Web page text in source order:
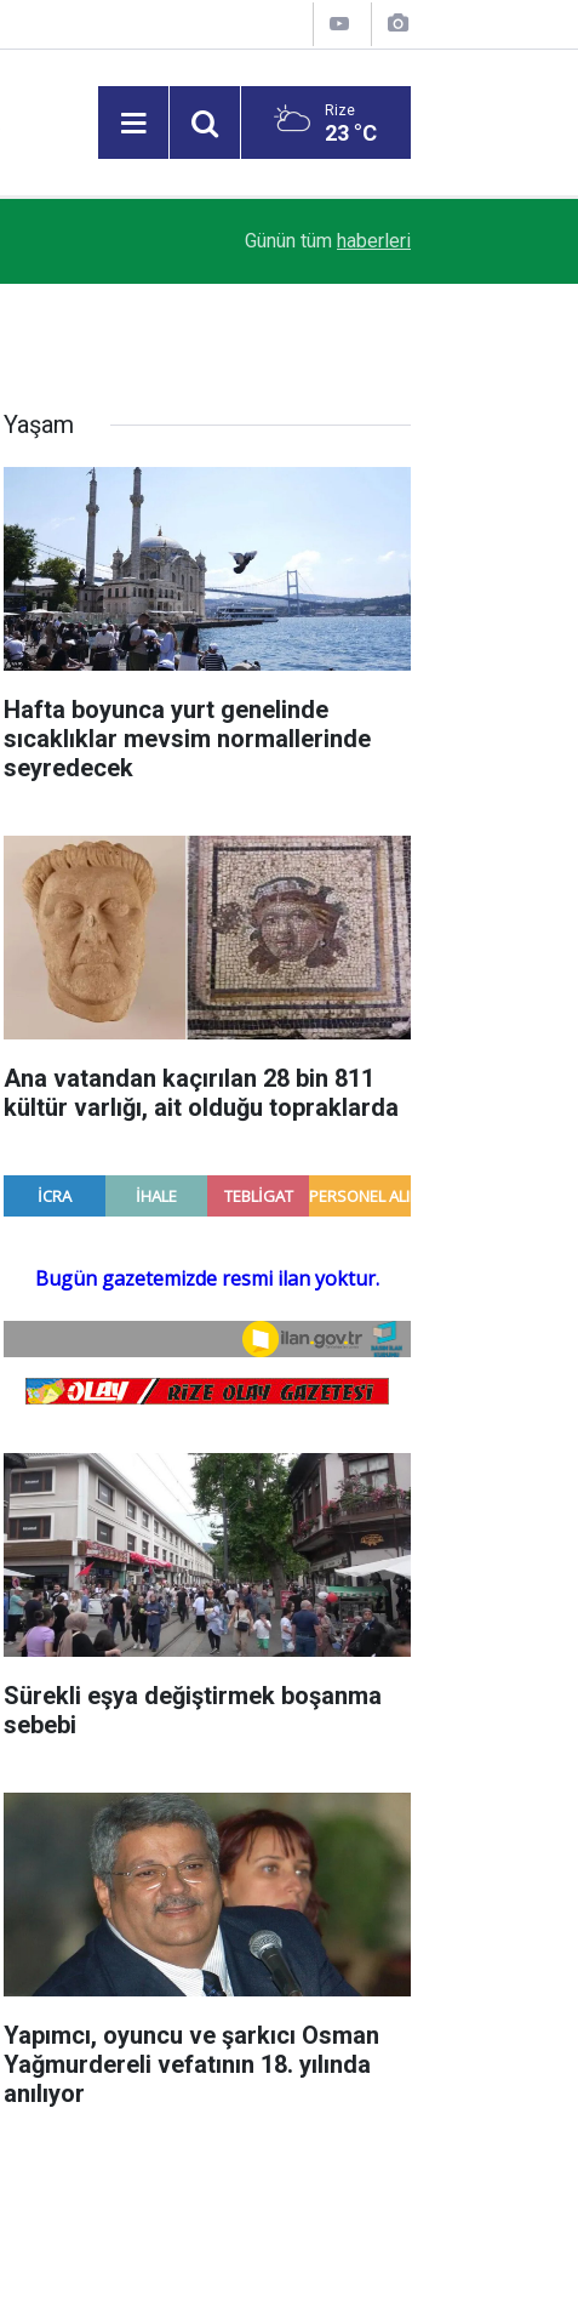
Rize
23 °C
Trabzon'da trafik kazası: 1 ölü
Günün tüm haberleri
Yaşam
Hafta boyunca yurt genelinde
sıcaklıklar mevsim normallerinde
seyredecek
Ana vatandan kaçırılan 28 bin 811
kültür varlığı, ait olduğu topraklarda
Sürekli eşya değiştirmek boşanma
sebebi
Yapımcı, oyuncu ve şarkıcı Osman
Yağmurdereli vefatının 18. yılında
anılıyor